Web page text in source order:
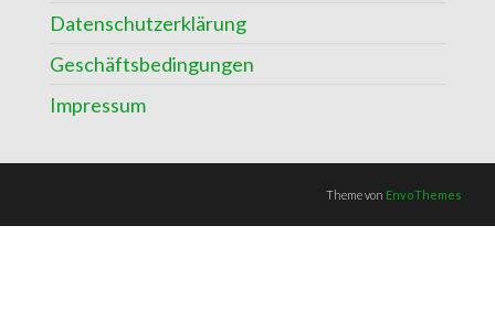
Datenschutzerklärung
Geschäftsbedingungen
Impressum
Theme von EnvoThemes